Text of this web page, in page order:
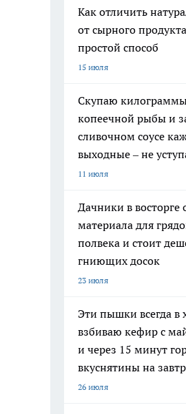
Как отличить
от сырного
простой способ
15 июля
Скупаю
копеечной рыбы и
сливочном соусе
выходные – не
11 июля
Дачники в восторге
материала для
полвека и стоит
гниющих досок
23 июля
Эти пышки всегда в
взбиваю кефир с
и через 15 минут
вкуснятины на
26 июля